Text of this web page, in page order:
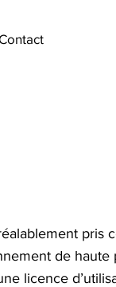
pris
de haute
licence